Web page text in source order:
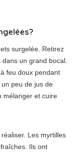
surgelée. Retirez
un grand bocal.
feu doux pendant
peu de jus de
mélanger et cuire
Les myrtilles
Ils ont